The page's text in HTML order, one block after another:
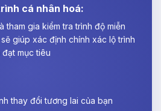
cá nhân hoá:
tham gia kiểm tra trình độ miễn
giúp xác định chính xác lộ trình
mục tiêu
thay đổi tương lai của bạn